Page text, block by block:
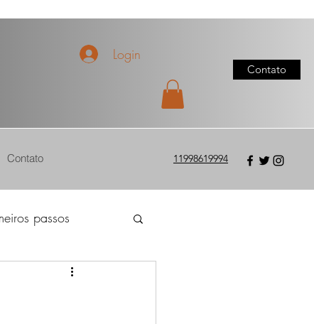
Contato
Login
Contato 11998619994
passos